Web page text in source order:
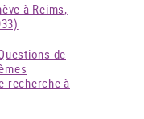
à Reims,
de
recherche à